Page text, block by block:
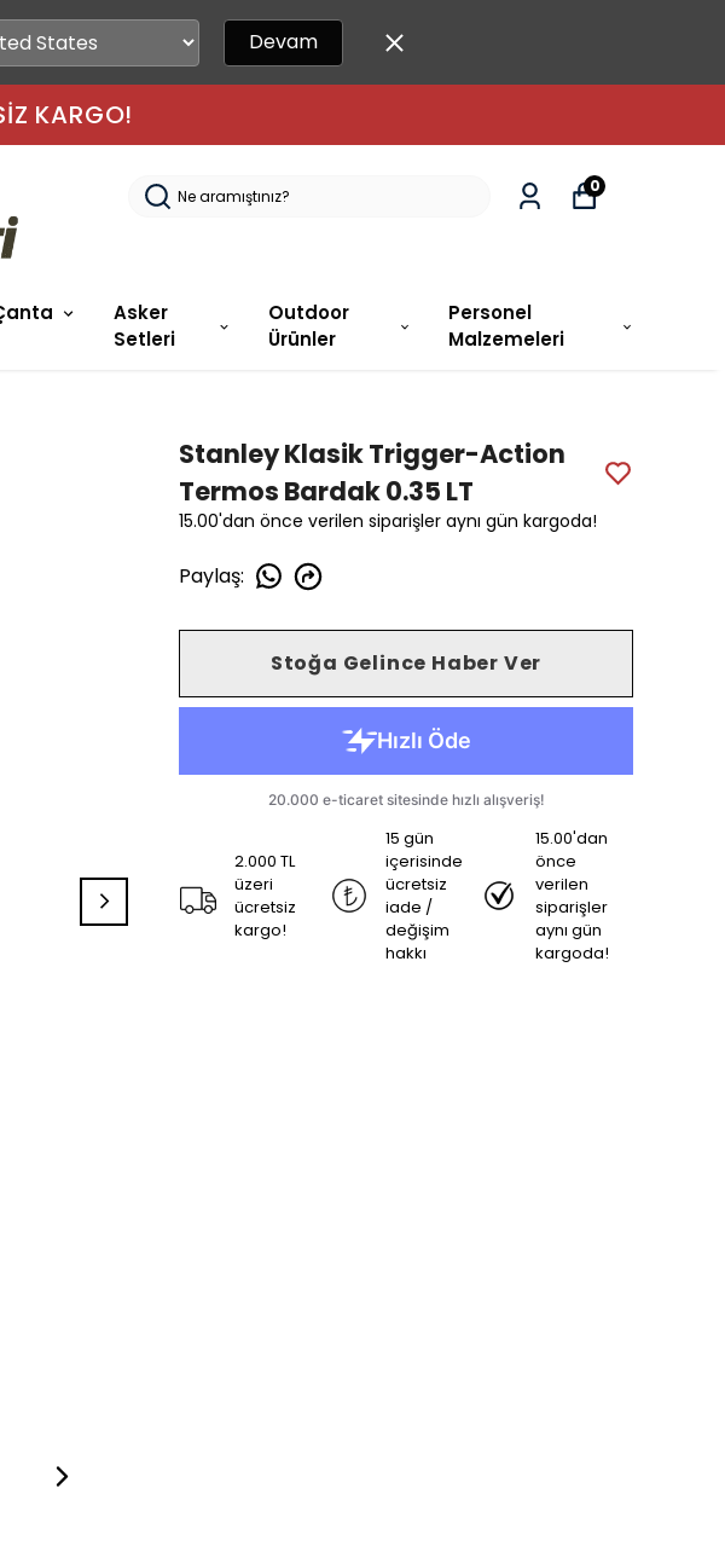
Devam
KARGO!
Asker
Setleri
Outdoor
Ürünler
Personel
Malzemeleri
0
Stanley Klasik Trigger-Action
Termos Bardak 0.35 LT
15.00'dan önce verilen siparişler aynı gün kargoda!
Paylaş:
Stoğa Gelince Haber Ver
2.000 TL
üzeri
ücretsiz
kargo!
15 gün
içerisinde
ücretsiz
iade /
değişim
hakkı
15.00'dan
önce
verilen
siparişler
aynı gün
kargoda!